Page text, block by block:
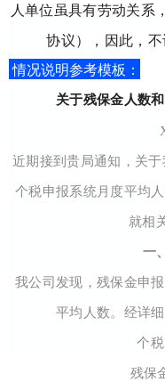
人单位虽具有劳动关系
协议），因此，不
情况说明参考模板：
关于残保金人数
近期接到贵局通知，关
个税申报系统月度平均
就相
一
我公司发现，残保金申
平均人数。经详
个
残保